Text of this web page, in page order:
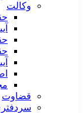
وکالت
قضاوت